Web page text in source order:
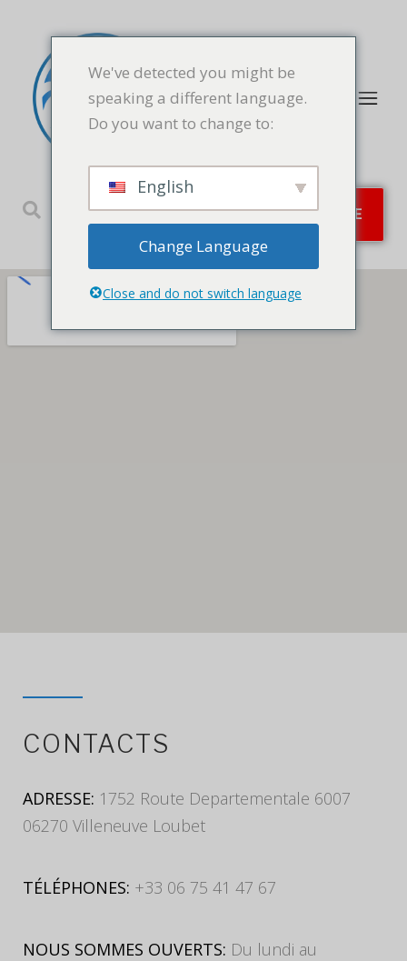
SERVICES D'URGENCE
CONTACTS
ADRESSE: 1752 Route Departementale 6007
06270 Villeneuve Loubet
TÉLÉPHONES: +33 06 75 41 47 67
NOUS SOMMES OUVERTS: Du lundi au
We've detected you might be
speaking a different language.
Do you want to change to:
English
Change Language
Close and do not switch language